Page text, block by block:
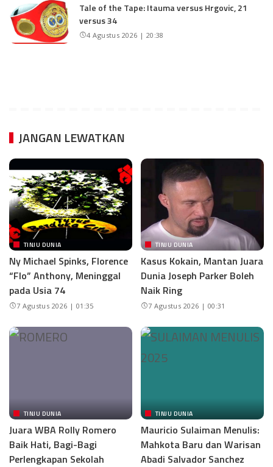
Tale of the Tape: Itauma versus Hrgovic, 21
versus 34
4 Agustus 2026 | 20:38
JANGAN LEWATKAN
TINJU DUNIA
Ny Michael Spinks, Florence
“Flo” Anthony, Meninggal
pada Usia 74
7 Agustus 2026 | 01:35
TINJU DUNIA
Kasus Kokain, Mantan Juara
Dunia Joseph Parker Boleh
Naik Ring
7 Agustus 2026 | 00:31
TINJU DUNIA
Juara WBA Rolly Romero
Baik Hati, Bagi-Bagi
Perlengkapan Sekolah
TINJU DUNIA
Mauricio Sulaiman Menulis:
Mahkota Baru dan Warisan
Abadi Salvador Sanchez